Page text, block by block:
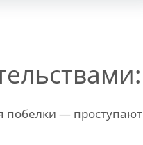
побелки — проступают